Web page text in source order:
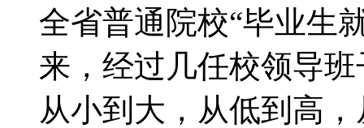
全省普通院校“毕业生
来，经过几任校领导
从小到大，从低到高